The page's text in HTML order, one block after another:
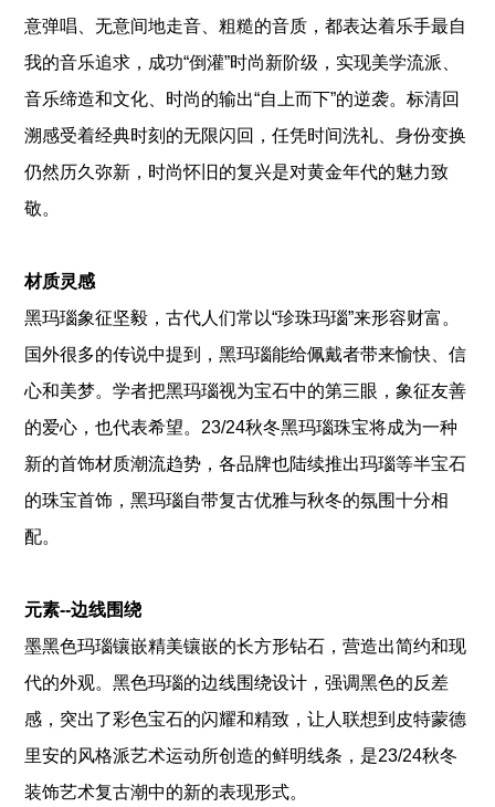
意弹唱、无意间地走音、粗糙的音质，都表达着乐手最自
我的音乐追求，成功“倒灌”时尚新阶级，实现美学流派、
音乐缔造和文化、时尚的输出“自上而下”的逆袭。标清回
溯感受着经典时刻的无限闪回，任凭时间洗礼、身份变换
仍然历久弥新，时尚怀旧的复兴是对黄金年代的魅力致
敬。
材质灵感
黑玛瑙象征坚毅，古代人们常以“珍珠玛瑙”来形容财富。
国外很多的传说中提到，黑玛瑙能给佩戴者带来愉快、信
心和美梦。学者把黑玛瑙视为宝石中的第三眼，象征友善
的爱心，也代表希望。23/24秋冬黑玛瑙珠宝将成为一种
新的首饰材质潮流趋势，各品牌也陆续推出玛瑙等半宝石
的珠宝首饰，黑玛瑙自带复古优雅与秋冬的氛围十分相
配。
元素--边线围绕
墨黑色玛瑙镶嵌精美镶嵌的长方形钻石，营造出简约和现
代的外观。黑色玛瑙的边线围绕设计，强调黑色的反差
感，突出了彩色宝石的闪耀和精致，让人联想到皮特蒙德
里安的风格派艺术运动所创造的鲜明线条，是23/24秋冬
装饰艺术复古潮中的新的表现形式。